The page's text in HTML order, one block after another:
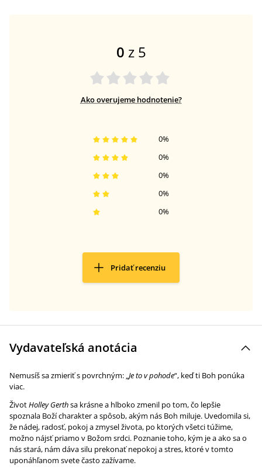
0 z 5
Ako overujeme hodnotenie?
0%
0%
0%
0%
0%
Pridať recenziu
Vydavateľská anotácia
Nemusíš sa zmieriť s povrchným: „Je to v pohode“, keď ti Boh ponúka
viac.
ŽivotHolley Gerthsa krásne a hlboko zmenil po tom, čo lepšie
spoznala Boží charakter a spôsob, akým nás Boh miluje. Uvedomila si,
že nádej, radosť, pokoj a zmysel života, po ktorých všetci túžime,
možno nájsť priamo v Božom srdci. Poznanie toho, kým je a ako sa o
nás stará, nám dáva silu prekonať nepokoj a stres, ktoré v tomto
uponáhľanom svete často zažívame.